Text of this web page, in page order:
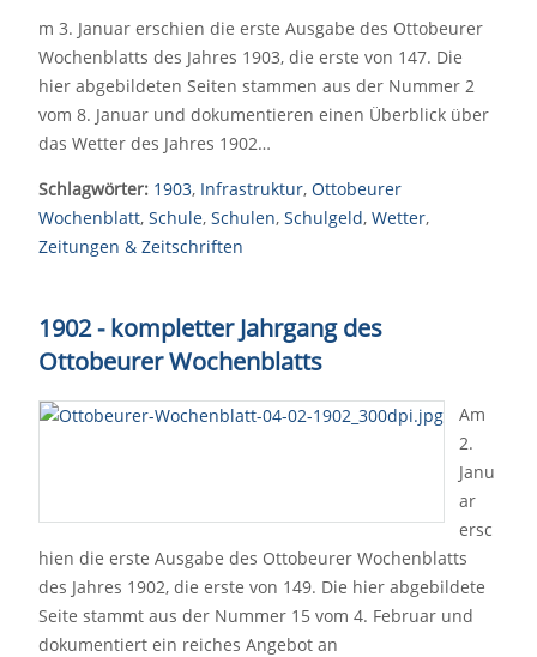
m 3. Januar erschien die erste Ausgabe des Ottobeurer
Wochenblatts des Jahres 1903, die erste von 147. Die
hier abgebildeten Seiten stammen aus der Nummer 2
vom 8. Januar und dokumentieren einen Überblick über
das Wetter des Jahres 1902…
Schlagwörter: 1903, Infrastruktur, Ottobeurer
Wochenblatt, Schule, Schulen, Schulgeld, Wetter,
Zeitungen & Zeitschriften
1902 - kompletter Jahrgang des
Ottobeurer Wochenblatts
Am
2.
Janu
ar
ersc
hien die erste Ausgabe des Ottobeurer Wochenblatts
des Jahres 1902, die erste von 149. Die hier abgebildete
Seite stammt aus der Nummer 15 vom 4. Februar und
dokumentiert ein reiches Angebot an